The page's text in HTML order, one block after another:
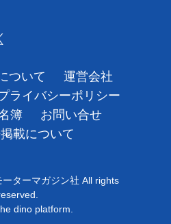
いて
ついて
運営会社
ライバシーポリシー
簿
お問い合せ
載について
ターマガジン社 All rights
dino platform.